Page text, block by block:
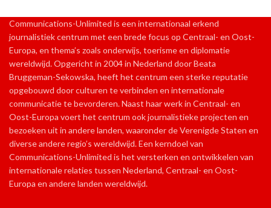
Communications-Unlimited is een internationaal erkend
journalistiek centrum met een brede focus op Centraal- en Oost-
Europa, en thema’s zoals onderwijs, toerisme en diplomatie
wereldwijd. Opgericht in 2004 in Nederland door Beata
Bruggeman-Sekowska, heeft het centrum een sterke reputatie
opgebouwd door culturen te verbinden en internationale
communicatie te bevorderen. Naast haar werk in Centraal- en
Oost-Europa voert het centrum ook journalistieke projecten en
bezoeken uit in andere landen, waaronder de Verenigde Staten en
diverse andere regio’s wereldwijd. Een kerndoel van
Communications-Unlimited is het versterken en ontwikkelen van
internationale relaties tussen Nederland, Centraal- en Oost-
Europa en andere landen wereldwijd.